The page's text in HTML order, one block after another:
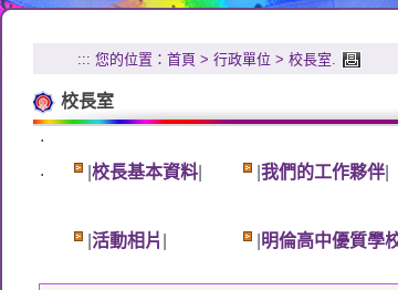
::: 您的位置： 首頁 > 行政單位 > 校長室.
校長室
.
.
校長基本資料 我們的工作夥伴
活動相片 明倫高中優質學